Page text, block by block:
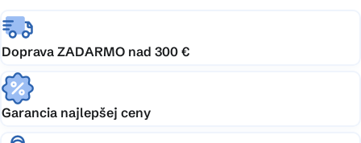
Doprava ZADARMO nad 300 €
Garancia najlepšej ceny